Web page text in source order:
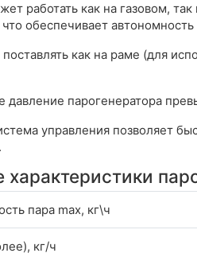
работать как на газовом,
обеспечивает
как на раме (для
давление парогенератора
управления позволяет
характеристики
пара max, кг\ч
кг/ч